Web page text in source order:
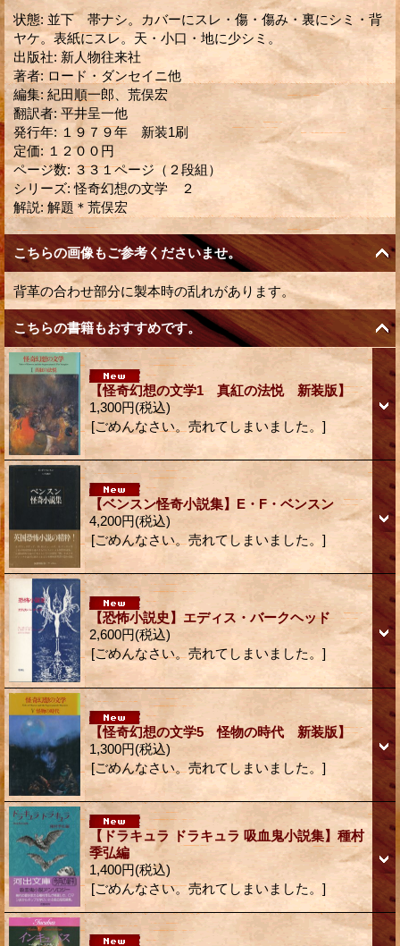
状態: 並下 帯ナシ。カバーにスレ・傷・傷み・裏にシミ・背
ヤケ。表紙にスレ。天・小口・地に少シミ。
出版社: 新人物往来社
著者: ロード・ダンセイニ他
編集: 紀田順一郎、荒俣宏
翻訳者: 平井呈一他
発行年: １９７９年 新装1刷
定価: １２００円
ページ数: ３３１ページ（２段組）
シリーズ: 怪奇幻想の文学 ２
解説: 解題＊荒俣宏
こちらの画像もご参考くださいませ。
背革の合わせ部分に製本時の乱れがあります。
こちらの書籍もおすすめです。
【怪奇幻想の文学1 真紅の法悦 新装版】
1,300円(税込)
[ごめんなさい。売れてしまいました。]
【ベンスン怪奇小説集】E・F・ベンスン
4,200円(税込)
[ごめんなさい。売れてしまいました。]
【恐怖小説史】エディス・バークヘッド
2,600円(税込)
[ごめんなさい。売れてしまいました。]
【怪奇幻想の文学5 怪物の時代 新装版】
1,300円(税込)
[ごめんなさい。売れてしまいました。]
【ドラキュラ ドラキュラ 吸血鬼小説集】種村
季弘編
1,400円(税込)
[ごめんなさい。売れてしまいました。]